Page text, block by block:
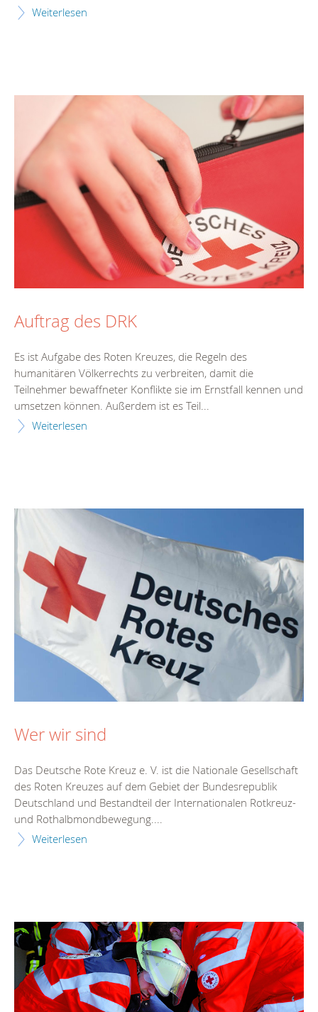
Weiterlesen
Auftrag des DRK
Es ist Aufgabe des Roten Kreuzes, die Regeln des
humanitären Völkerrechts zu verbreiten, damit die
Teilnehmer bewaffneter Konflikte sie im Ernstfall kennen und
umsetzen können. Außerdem ist es Teil...
Weiterlesen
Wer wir sind
Das Deutsche Rote Kreuz e. V. ist die Nationale Gesellschaft
des Roten Kreuzes auf dem Gebiet der Bundesrepublik
Deutschland und Bestandteil der Internationalen Rotkreuz-
und Rothalbmondbewegung....
Weiterlesen